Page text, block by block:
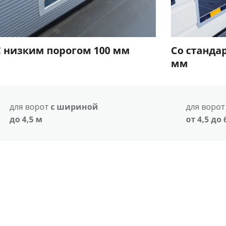
низким порогом 100 мм
Со
мм
для воротс шириной
до 4,5 м
для ворот
от 4,5 до